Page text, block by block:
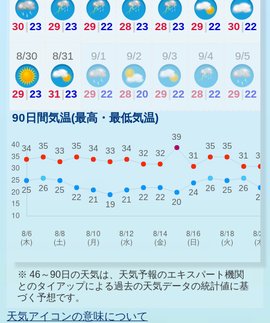
30|23 29|23 29|22 28|23 28|23 29|22 30|22
8/30
29|23
8/31
31|23
9/1
29 22
9/2
28 20
9/3
29 22
9/4
28 22
9/5
29 22
90日間気温(最高・最低気温)
※ 46～90日の天気は、天気予報のエキスパート機関
とのタイアップによる過去の天気データの統計値に基
づく予想です。
天気アイコンの意味について